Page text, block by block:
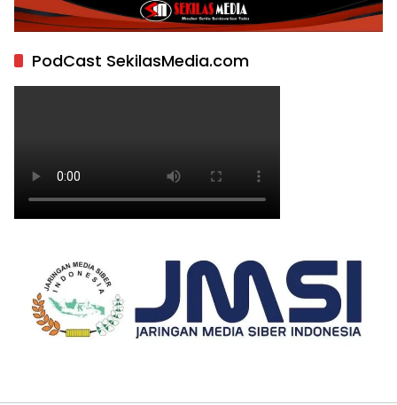
PodCast SekilasMedia.com